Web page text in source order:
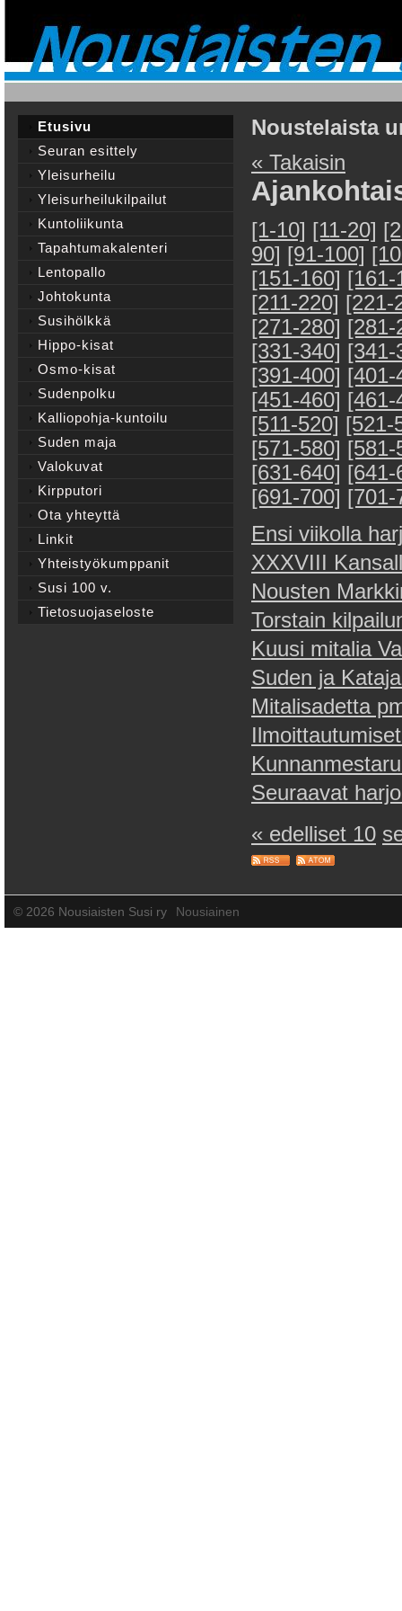
Noustelaista
« Takaisin
[1-10] [11-20]
90] [91-100]
[151-160] [161-
[211-220] [221-
[271-280] [281-
[331-340] [341-
[391-400] [401-
[451-460] [461-
[511-520] [521-
[571-580] [581-
[631-640] [641-
[691-700] [701-
Ensi viikolla
XXXVIII
Nousten
Torstain
Kuusi mitalia
Suden ja
Mitalisadetta
Seuraavat
« edelliset 10
Etusivu
Seuran esittely
Yleisurheilu
Yleisurheilukilpailut
Kuntoliikunta
Tapahtumakalenteri
Lentopallo
Johtokunta
Susihölkkä
Hippo-kisat
Osmo-kisat
Sudenpolku
Kalliopohja-kuntoilu
Suden maja
Valokuvat
Kirpputori
Ota yhteyttä
Linkit
Yhteistyökumppanit
Susi 100 v.
Tietosuojaseloste
© 2026 Nousiaisten Susi ry Nousiainen